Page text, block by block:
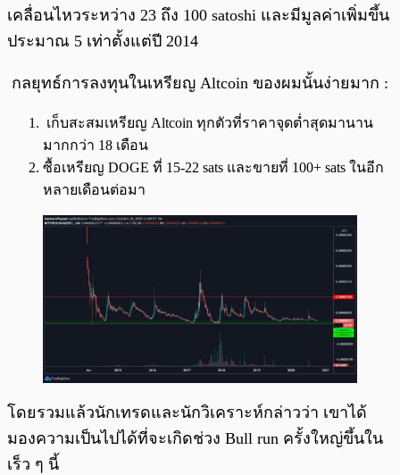
เคลื่อนไหวระหว่าง 23 ถึง 100 satoshi และมีมูลค่าเพิ่มขึ้น
ประมาณ 5 เท่าตั้งแต่ปี 2014
กลยุทธ์การลงทุนในเหรียญ Altcoin ของผมนั้นง่ายมาก :
เก็บสะสมเหรียญ Altcoin ทุกตัวที่ราคาจุดต่ำสุดมานาน
มากกว่า 18 เดือน
ซื้อเหรียญ DOGE ที่ 15-22 sats และขายที่ 100+ sats ในอีก
หลายเดือนต่อมา
โดยรวมแล้วนักเทรดและนักวิเคราะห์กล่าวว่า เขาได้
มองความเป็นไปได้ที่จะเกิดช่วง Bull run ครั้งใหญ่ขึ้นใน
เร็ว ๆ นี้